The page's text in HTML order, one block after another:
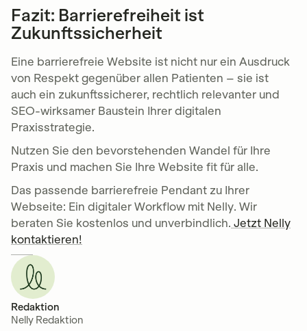
Fazit: Barrierefreiheit ist
Zukunftssicherheit
Eine barrierefreie Website ist nicht nur ein Ausdruck
von Respekt gegenüber allen Patienten – sie ist
auch ein zukunftssicherer, rechtlich relevanter und
SEO-wirksamer Baustein Ihrer digitalen
Praxisstrategie.
Nutzen Sie den bevorstehenden Wandel für Ihre
Praxis und machen Sie Ihre Website fit für alle.
Das passende barrierefreie Pendant zu Ihrer
Webseite: Ein digitaler Workflow mit Nelly. Wir
beraten Sie kostenlos und unverbindlich. Jetzt Nelly
kontaktieren!
Redaktion
Nelly Redaktion